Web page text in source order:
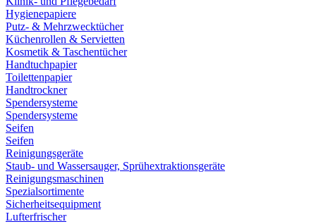
Hygienepapiere
Putz- & Mehrzwecktücher
Küchenrollen & Servietten
Kosmetik & Taschentücher
Handtuchpapier
Toilettenpapier
Handtrockner
Spendersysteme
Spendersysteme
Seifen
Seifen
Reinigungsgeräte
Staub- und Wassersauger, Sprühextraktionsgeräte
Reinigungsmaschinen
Spezialsortimente
Sicherheitsequipment
Lufterfrischer